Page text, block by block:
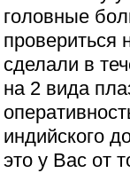
головные
сделали в
на 2 вида
индийского
это у Вас от